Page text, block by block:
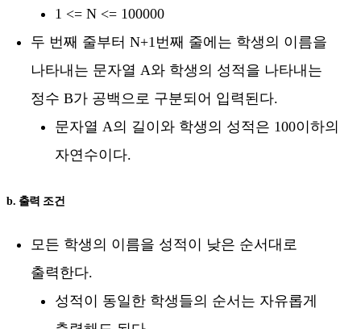
1 <= N <= 100000
두 번째 줄부터 N+1번째 줄에는 학생의 이름을
나타내는 문자열 A와 학생의 성적을 나타내는
정수 B가 공백으로 구분되어 입력된다.
문자열 A의 길이와 학생의 성적은 100이하의
자연수이다.
b. 출력 조건
모든 학생의 이름을 성적이 낮은 순서대로
출력한다.
성적이 동일한 학생들의 순서는 자유롭게